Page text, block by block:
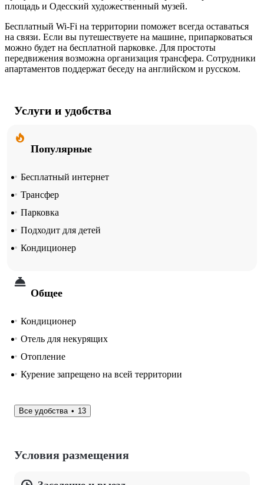
площадь и Одесский художественный музей.
Бесплатный Wi-Fi на территории поможет всегда оставаться
на связи. Если вы путешествуете на машине, припарковаться
можно будет на бесплатной парковке. Для простоты
передвижения возможна организация трансфера. Сотрудники
апартаментов поддержат беседу на английском и русском.
Услуги и удобства
Популярные
Бесплатный интернет
Трансфер
Парковка
Подходит для детей
Кондиционер
Общее
Кондиционер
Отель для некурящих
Отопление
Курение запрещено на всей территории
Все удобства 13
Условия размещения